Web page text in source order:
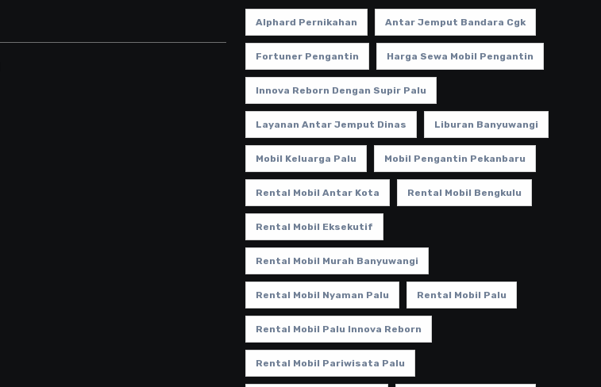
Alphard Pernikahan Antar Jemput Bandara Cgk
Fortuner Pengantin Harga Sewa Mobil Pengantin
Innova Reborn Dengan Supir Palu
Layanan Antar Jemput Dinas Liburan Banyuwangi
Mobil Keluarga Palu Mobil Pengantin Pekanbaru
Rental Mobil Antar Kota Rental Mobil Bengkulu
Rental Mobil Eksekutif
Rental Mobil Murah Banyuwangi
Rental Mobil Nyaman Palu Rental Mobil Palu
Rental Mobil Palu Innova Reborn
Rental Mobil Pariwisata Palu